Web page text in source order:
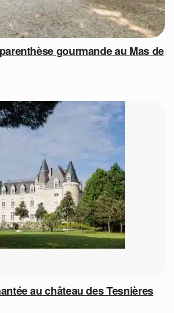
gourmande au Mas de
au château des Tesnières